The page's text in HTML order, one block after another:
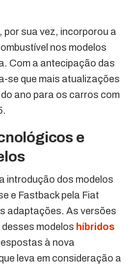
por sua vez, incorporou a
nos modelos
Com a antecipação das
se que mais atualizações
ano para os carros com
e
introdução dos modelos
e Fastback pela Fiat
adaptações. As versões
modelos híbridos
à nova
leva em consideração a